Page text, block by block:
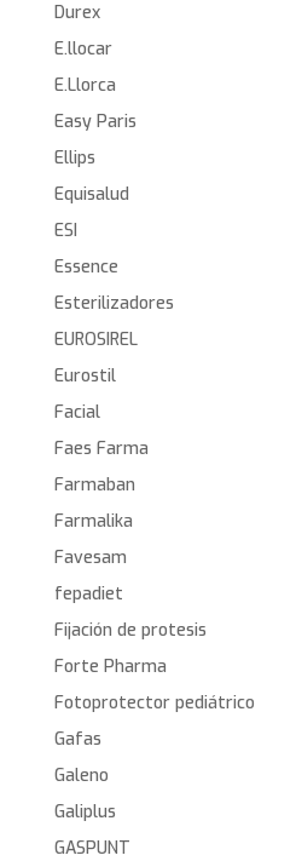
Durex
E.llocar
E.Llorca
Easy Paris
Ellips
Equisalud
ESI
Essence
Esterilizadores
EUROSIREL
Eurostil
Facial
Faes Farma
Farmaban
Farmalika
Favesam
fepadiet
Fijación de protesis
Forte Pharma
Fotoprotector pediátrico
Gafas
Galeno
Galiplus
GASPUNT